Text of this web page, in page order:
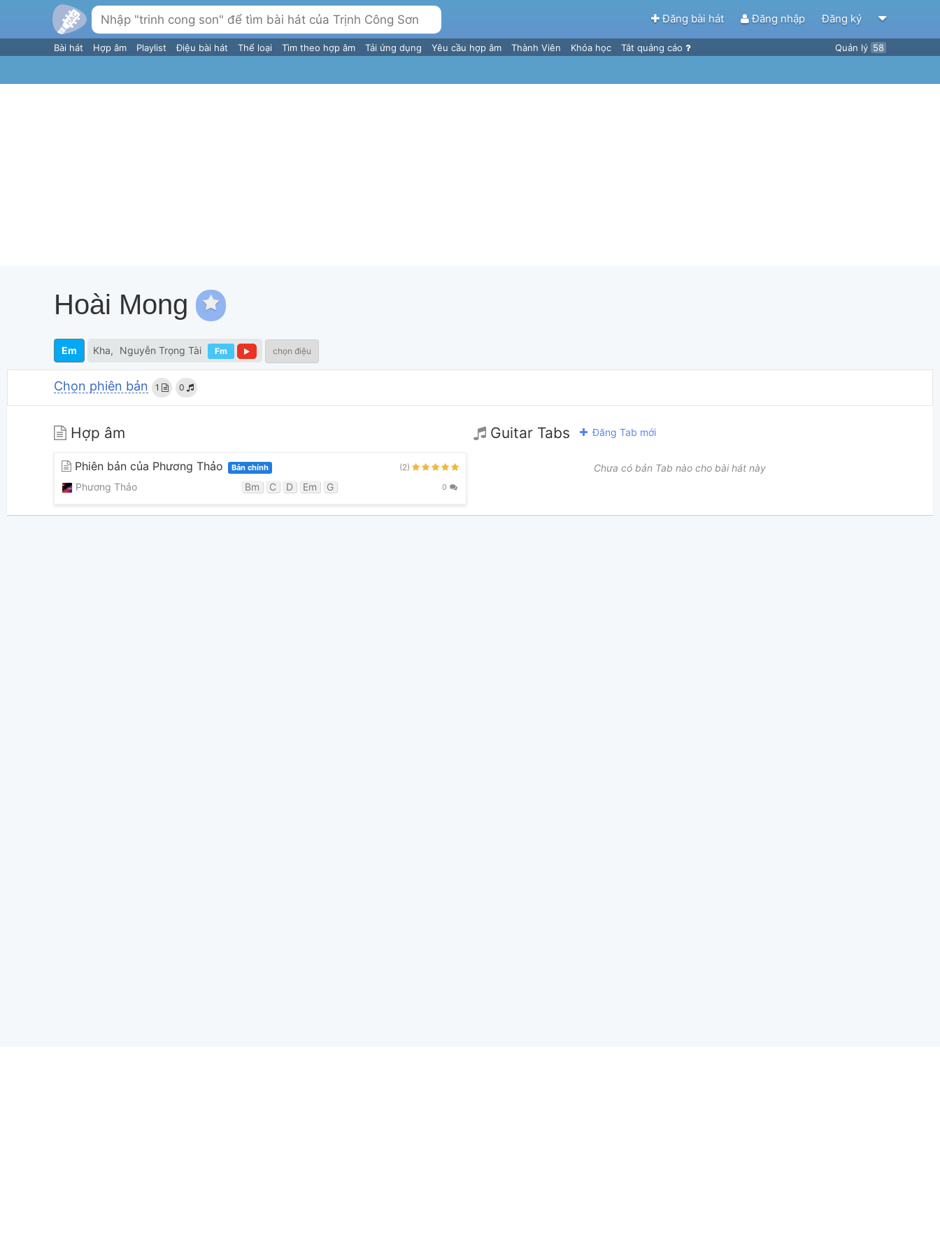
Đăng bài hát Đăng nhập Đăng ký
Bài hát Hợp âm Playlist Điệu bài hát Thể loại Tìm theo hợp âm Tải ứng dụng Yêu cầu hợp âm Thành Viên Khóa học Tắt quảng cáo Quản lý 58
Hoài Mong
Em Kha Nguyễn Trọng Tài Fm chọn điệu
Chọn phiên bản 1 0
Hợp âm
Phiên bản của Phương Thảo Bản chính (2)
Phương Thảo Bm C D Em G 0
Guitar Tabs Đăng Tab mới
Chưa có bản Tab nào cho bài hát này